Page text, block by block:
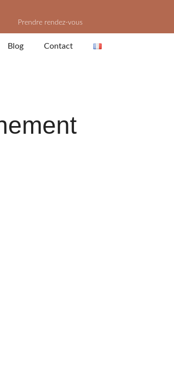
Prendre rendez-vous
Blog Contact